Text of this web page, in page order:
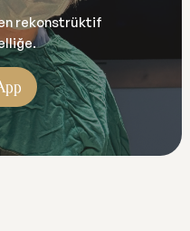
rekonstrüktif